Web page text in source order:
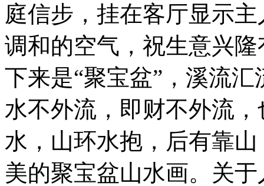
庭信步，挂在客厅显示
调和的空气，祝生意兴
下来是“聚宝盆”，溪流
水不外流，即财不外流
水，山环水抱，后有靠
美的聚宝盆山水画。关